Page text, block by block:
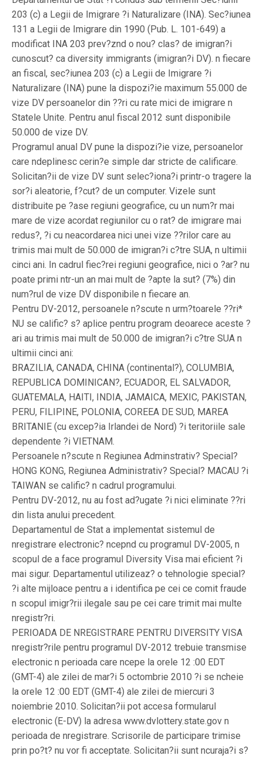
203 (c) a Legii de Imigrare ?i Naturalizare (INA). Sec?iunea
131 a Legii de Imigrare din 1990 (Pub. L. 101-649) a
modificat INA 203 prev?znd o nou? clas? de imigran?i
cunoscut? ca diversity immigrants (imigran?i DV). n fiecare
an fiscal, sec?iunea 203 (c) a Legii de Imigrare ?i
Naturalizare (INA) pune la dispozi?ie maximum 55.000 de
vize DV persoanelor din ??ri cu rate mici de imigrare n
Statele Unite. Pentru anul fiscal 2012 sunt disponibile
50.000 de vize DV.
Programul anual DV pune la dispozi?ie vize, persoanelor
care ndeplinesc cerin?e simple dar stricte de calificare.
Solicitan?ii de vize DV sunt selec?iona?i printr-o tragere la
sor?i aleatorie, f?cut? de un computer. Vizele sunt
distribuite pe ?ase regiuni geografice, cu un num?r mai
mare de vize acordat regiunilor cu o rat? de imigrare mai
redus?, ?i cu neacordarea nici unei vize ??rilor care au
trimis mai mult de 50.000 de imigran?i c?tre SUA, n ultimii
cinci ani. In cadrul fiec?rei regiuni geografice, nici o ?ar? nu
poate primi ntr-un an mai mult de ?apte la sut? (7%) din
num?rul de vize DV disponibile n fiecare an.
Pentru DV-2012, persoanele n?scute n urm?toarele ??ri*
NU se calific? s? aplice pentru program deoarece aceste ?
ari au trimis mai mult de 50.000 de imigran?i c?tre SUA n
ultimii cinci ani:
BRAZILIA, CANADA, CHINA (continental?), COLUMBIA,
REPUBLICA DOMINICAN?, ECUADOR, EL SALVADOR,
GUATEMALA, HAITI, INDIA, JAMAICA, MEXIC, PAKISTAN,
PERU, FILIPINE, POLONIA, COREEA DE SUD, MAREA
BRITANIE (cu excep?ia Irlandei de Nord) ?i teritoriile sale
dependente ?i VIETNAM.
Persoanele n?scute n Regiunea Adminstrativ? Special?
HONG KONG, Regiunea Administrativ? Special? MACAU ?i
TAIWAN se calific? n cadrul programului.
Pentru DV-2012, nu au fost ad?ugate ?i nici eliminate ??ri
din lista anului precedent.
Departamentul de Stat a implementat sistemul de
nregistrare electronic? ncepnd cu programul DV-2005, n
scopul de a face programul Diversity Visa mai eficient ?i
mai sigur. Departamentul utilizeaz? o tehnologie special?
?i alte mijloace pentru a i identifica pe cei ce comit fraude
n scopul imigr?rii ilegale sau pe cei care trimit mai multe
nregistr?ri.
PERIOADA DE NREGISTRARE PENTRU DIVERSITY VISA
nregistr?rile pentru programul DV-2012 trebuie transmise
electronic n perioada care ncepe la orele 12 :00 EDT
(GMT-4) ale zilei de mar?i 5 octombrie 2010 ?i se ncheie
la orele 12 :00 EDT (GMT-4) ale zilei de miercuri 3
noiembrie 2010. Solicitan?ii pot accesa formularul
electronic (E-DV) la adresa www.dvlottery.state.gov n
perioada de nregistrare. Scrisorile de participare trimise
prin po?t? nu vor fi acceptate. Solicitan?ii sunt ncuraja?i s?